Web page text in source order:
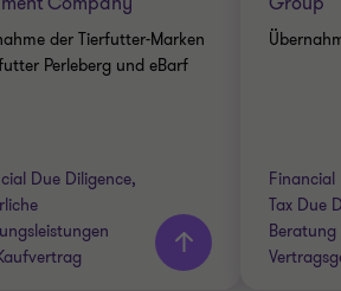
FACTBOOK
TAX
der Tierfutter-Marken
Perleberg und eBarf
Due Diligence,
Financial
Tax Due
Beratung